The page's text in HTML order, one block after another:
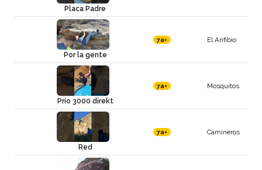
Placa Padre
Por la gente
7a+ El Anfibio
Prio 3000 direkt
7a+ Mosquitos
Red
7a+ Camineros